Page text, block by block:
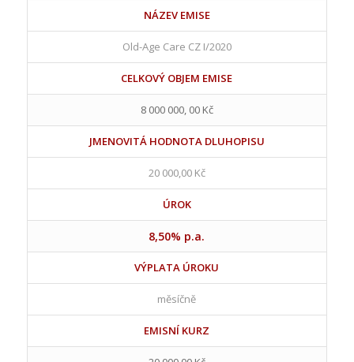
NÁZEV EMISE
Old-Age Care CZ I/2020
CELKOVÝ OBJEM EMISE
8 000 000, 00 Kč
JMENOVITÁ HODNOTA DLUHOPISU
20 000,00 Kč
ÚROK
8,50% p.a.
VÝPLATA ÚROKU
měsíčně
EMISNÍ KURZ